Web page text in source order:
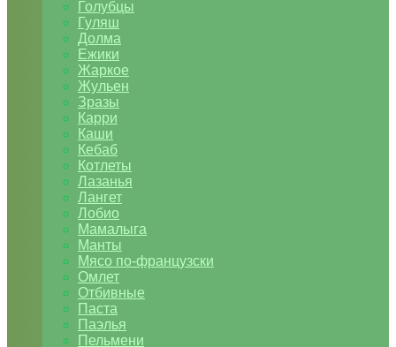
Голубцы
Гуляш
Долма
Ежики
Жаркое
Жульен
Зразы
Карри
Каши
Кебаб
Котлеты
Лазанья
Лангет
Лобио
Мамалыга
Манты
Мясо по-французски
Омлет
Отбивные
Паста
Паэлья
Пельмени